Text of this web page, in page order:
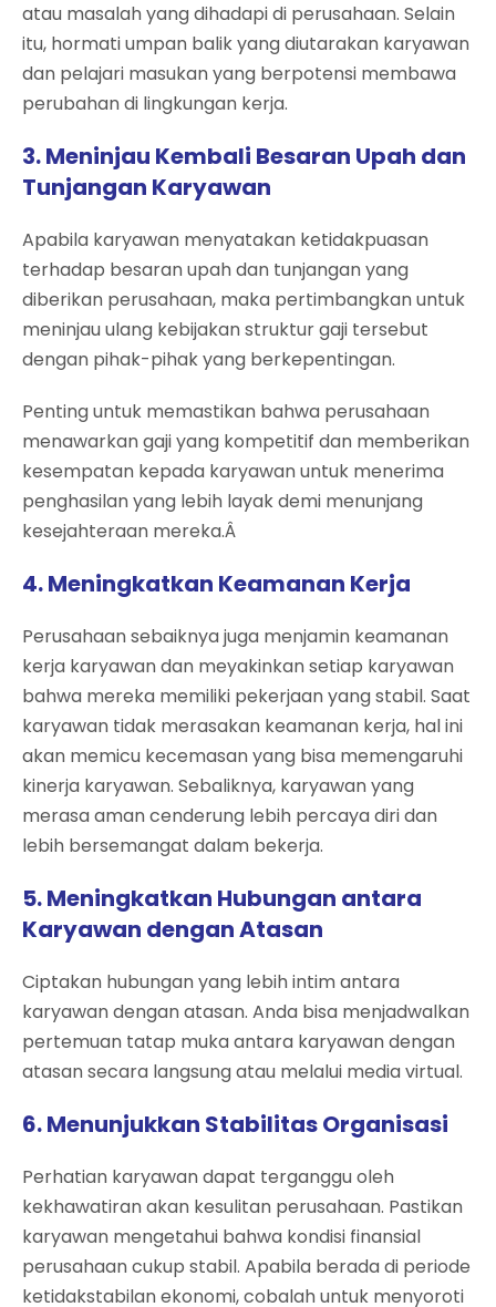
atau masalah yang dihadapi di perusahaan. Selain
itu, hormati umpan balik yang diutarakan karyawan
dan pelajari masukan yang berpotensi membawa
perubahan di lingkungan kerja.
3. Meninjau Kembali Besaran Upah dan
Tunjangan Karyawan
Apabila karyawan menyatakan ketidakpuasan
terhadap besaran upah dan tunjangan yang
diberikan perusahaan, maka pertimbangkan untuk
meninjau ulang kebijakan struktur gaji tersebut
dengan pihak-pihak yang berkepentingan.
Penting untuk memastikan bahwa perusahaan
menawarkan gaji yang kompetitif dan memberikan
kesempatan kepada karyawan untuk menerima
penghasilan yang lebih layak demi menunjang
kesejahteraan mereka.Â
4. Meningkatkan Keamanan Kerja
Perusahaan sebaiknya juga menjamin keamanan
kerja karyawan dan meyakinkan setiap karyawan
bahwa mereka memiliki pekerjaan yang stabil. Saat
karyawan tidak merasakan keamanan kerja, hal ini
akan memicu kecemasan yang bisa memengaruhi
kinerja karyawan. Sebaliknya, karyawan yang
merasa aman cenderung lebih percaya diri dan
lebih bersemangat dalam bekerja.
5. Meningkatkan Hubungan antara
Karyawan dengan Atasan
Ciptakan hubungan yang lebih intim antara
karyawan dengan atasan. Anda bisa menjadwalkan
pertemuan tatap muka antara karyawan dengan
atasan secara langsung atau melalui media virtual.
6. Menunjukkan Stabilitas Organisasi
Perhatian karyawan dapat terganggu oleh
kekhawatiran akan kesulitan perusahaan. Pastikan
karyawan mengetahui bahwa kondisi finansial
perusahaan cukup stabil. Apabila berada di periode
ketidakstabilan ekonomi, cobalah untuk menyoroti